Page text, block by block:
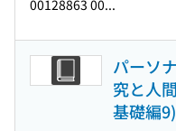
00128863 00...
パーソ
究と人
基礎編9)